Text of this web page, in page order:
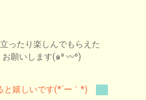
ったり楽しんでもらえた
願いします(๑⁰ 〰⁰)
と嬉しいです(*´ー｀*)